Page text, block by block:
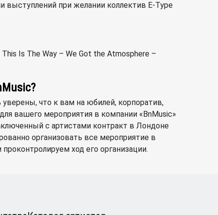
выступлений при желании коллектив E-Type
Is The Way – We Got the Atmosphere –
что к вам на юбилей, корпоратив,
вашего мероприятия в компании «BnMusic»
с артистами контракт в Лондоне
организовать все мероприятие в
ход его организации.